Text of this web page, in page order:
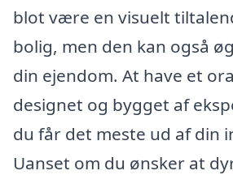
blot være en visuelt
bolig, men den kan også
din ejendom. At have et
designet og bygget af
du får det meste ud af din
Uanset om du ønsker at